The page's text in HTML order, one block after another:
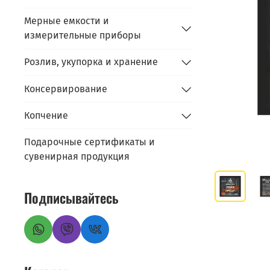
Мерные емкости и
измерительные приборы
Розлив, укупорка и хранение
Консервирование
Копчение
Подарочные сертификаты и
сувенирная продукция
Подписывайтесь